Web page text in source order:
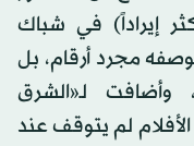
صلاح أن «حضور
إيراداً) في شباك
مجرد أرقام، بل
وأضافت لـ«الشرق